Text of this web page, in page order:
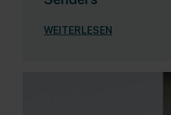
WEITERLESEN